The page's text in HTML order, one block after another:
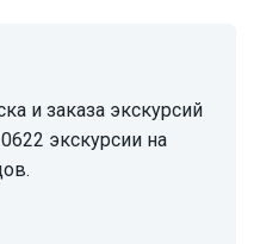
и заказа экскурсий
экскурсии на